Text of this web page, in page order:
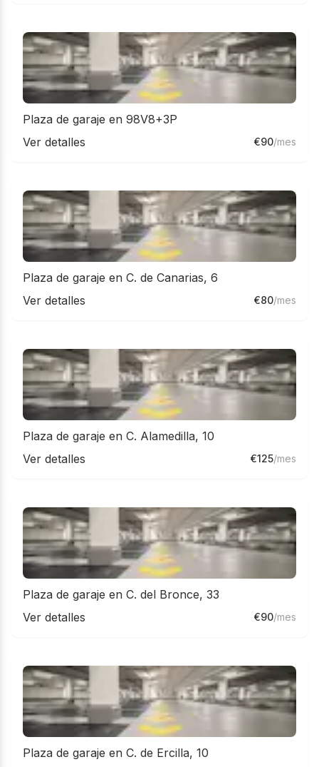
Plaza de garaje en 98V8+3P
Ver detalles
€90/mes
Plaza de garaje en C. de Canarias, 6
Ver detalles
€80/mes
Plaza de garaje en C. Alamedilla, 10
Ver detalles
€125/mes
Plaza de garaje en C. del Bronce, 33
Ver detalles
€90/mes
Plaza de garaje en C. de Ercilla, 10